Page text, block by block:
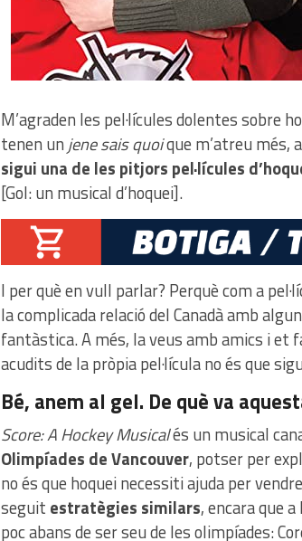
M’agraden les pel·lícules dolentes sobre
tenen un jene sais quoique m’atreu més,
sigui una de les pitjors pel·lícules
[Gol: un musical d’hoquei].
I per què en vull parlar? Perquè com a
la complicada relació del Canadà amb
fantàstica. A més, la veus amb amics i et
acudits de la pròpia pel·lícula no és que
Bé, anem al gel. De què va
Score: A Hockey Musicalés un musical
Olimpíades de Vancouver, potser per
no és que hoquei necessiti ajuda per
seguit estratègies similars, encara que
poc abans de ser seu de les olimpíades: